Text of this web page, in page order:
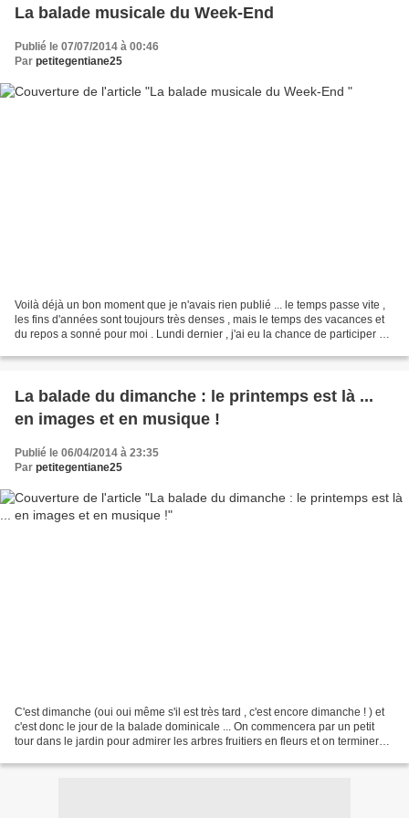
La balade musicale du Week-End
Publié le 07/07/2014 à 00:46
Par petitegentiane25
Voilà déjà un bon moment que je n'avais rien publié ... le temps passe vite ,
les fins d'années sont toujours très denses , mais le temps des vacances et
du repos a sonné pour moi . Lundi dernier , j'ai eu la chance de participer à
La balade du dimanche : le printemps est là ...
en images et en musique !
Publié le 06/04/2014 à 23:35
Par petitegentiane25
C'est dimanche (oui oui même s'il est très tard , c'est encore dimanche ! ) et
c'est donc le jour de la balade dominicale ... On commencera par un petit
tour dans le jardin pour admirer les arbres fruitiers en fleurs et on terminera